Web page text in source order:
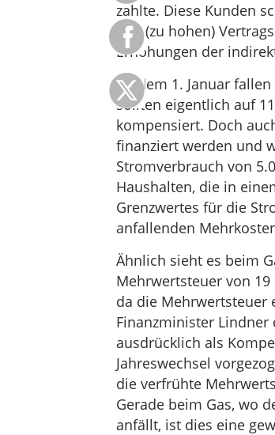
zahlte. Diese Kunden
den (zu hohen)
Erhöhungen der
Ab dem 1. Januar
sollten eigentlich auf
kompensiert. Doch
finanziert werden und
Stromverbrauch von
Haushalten, die in
Grenzwertes für die
anfallenden
Ähnlich sieht es beim
Mehrwertsteuer von
da die
Finanzminister Lindner
ausdrücklich als
Jahreswechsel
die verfrühte
Gerade beim Gas, wo
anfällt, ist dies eine